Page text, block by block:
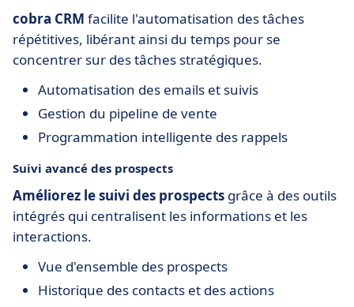
cobra CRM facilite l'automatisation des tâches
répétitives, libérant ainsi du temps pour se
concentrer sur des tâches stratégiques.
Automatisation des emails et suivis
Gestion du pipeline de vente
Programmation intelligente des rappels
Suivi avancé des prospects
Améliorez le suivi des prospects grâce à des outils
intégrés qui centralisent les informations et les
interactions.
Vue d'ensemble des prospects
Historique des contacts et des actions